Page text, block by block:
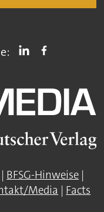
| BFSG-Hinweise |
Media | Facts